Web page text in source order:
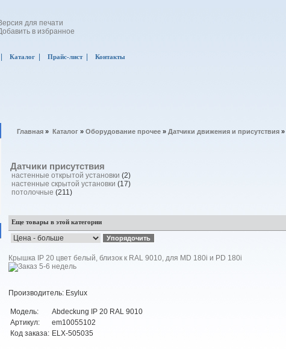
для печати
в избранное
Каталог Прайс-лист| Контакты
Главная » Каталог » Оборудование прочее » Датчики движения и присутствия »
Датчики присутствия
настенные открытой установки (2)
настенные скрытой установки (17)
потолочные (211)
Еще товары в этой категории
Крышка IP 20 цвет белый, близок к RAL 9010, для MD 180i и PD 180i
Производитель: Esylux
Модель:
Abdeckung IP 20 RAL 9010
Артикул:
em10055102
Код заказа: ELX-505035